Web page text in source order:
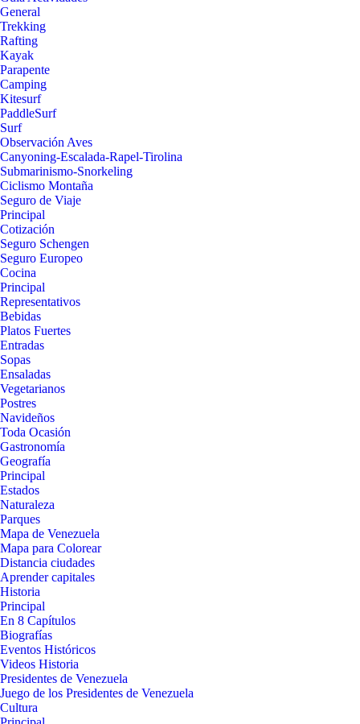
General
Trekking
Rafting
Kayak
Parapente
Camping
Kitesurf
PaddleSurf
Surf
Observación Aves
Canyoning-Escalada-Rapel-Tirolina
Submarinismo-Snorkeling
Ciclismo Montaña
Seguro de Viaje
Principal
Cotización
Seguro Schengen
Seguro Europeo
Cocina
Principal
Representativos
Bebidas
Platos Fuertes
Entradas
Sopas
Ensaladas
Vegetarianos
Postres
Navideños
Toda Ocasión
Gastronomía
Geografía
Principal
Estados
Naturaleza
Parques
Mapa de Venezuela
Mapa para Colorear
Distancia ciudades
Aprender capitales
Historia
Principal
En 8 Capítulos
Biografías
Eventos Históricos
Videos Historia
Presidentes de Venezuela
Juego de los Presidentes de Venezuela
Cultura